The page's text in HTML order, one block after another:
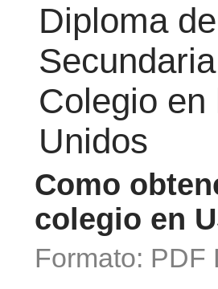
Diploma
Colegio
Unidos
Como
colegio en
Formato: PDF